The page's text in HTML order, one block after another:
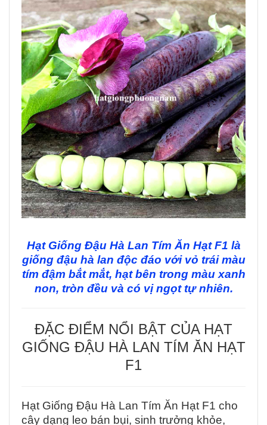
Hạt Giống Đậu Hà Lan Tím Ăn Hạt F1 là
giống đậu hà lan độc đáo với vỏ trái màu
tím đậm bắt mắt, hạt bên trong màu xanh
non, tròn đều và có vị ngọt tự nhiên.
ĐẶC ĐIỂM NỔI BẬT CỦA HẠT
GIỐNG ĐẬU HÀ LAN TÍM ĂN HẠT
F1
Hạt Giống Đậu Hà Lan Tím Ăn Hạt F1 cho
cây dạng leo bán bụi, sinh trưởng khỏe,